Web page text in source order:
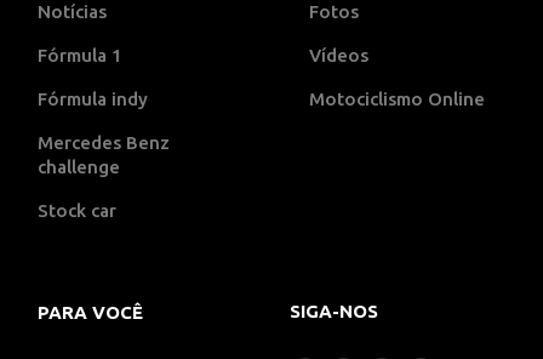
Notícias
Fórmula 1
Fórmula indy
Mercedes Benz
challenge
Stock car
Fotos
Vídeos
Motociclismo Online
PARA VOCÊ SIGA-NOS